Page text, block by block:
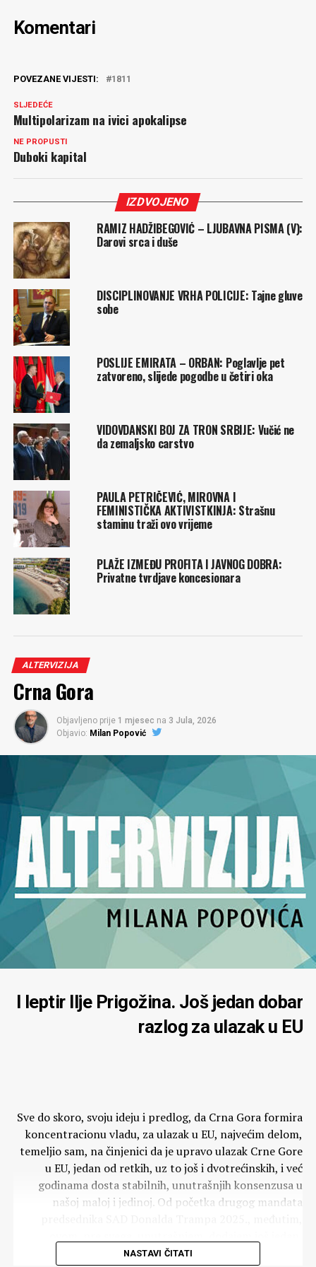
Komentari
POVEZANE VIJESTI: 1811
SLJEDEĆE
Multipolarizam na ivici apokalipse
NE PROPUSTI
Duboki kapital
IZDVOJENO
RAMIZ HADŽIBEGOVIĆ – LJUBAVNA PISMA (V):
Darovi srca i duše
DISCIPLINOVANJE VRHA POLICIJE: Tajne gluve
sobe
POSLIJE EMIRATA – ORBAN: Poglavlje pet
zatvoreno, slijede pogodbe u četiri oka
VIDOVDANSKI BOJ ZA TRON SRBIJE: Vučić ne
da zemaljsko carstvo
PAULA PETRIČEVIĆ, MIROVNA I
FEMINISTIČKA AKTIVISTKINJA: Strašnu
staminu traži ovo vrijeme
PLAŽE IZMEĐU PROFITA I JAVNOG DOBRA:
Privatne tvrdjave koncesionara
ALTERVIZIJA
Crna Gora
Objavljeno prije 1 mjesec na 3 Jula, 2026
Objavio: Milan Popović
I leptir Ilje Prigožina. Još jedan dobar
razlog za ulazak u EU
Sve do skoro, svoju ideju i predlog, da Crna Gora formira
koncentracionu vladu, za ulazak u EU, najvećim delom,
temeljio sam, na činjenici da je upravo ulazak Crne Gore
u EU, jedan od retkih, uz to još i dvotrećinskih, i već
godinama dosta stabilnih, unutrašnjih konsenzusa u
našoj maloj i jedinoj. Od početka drugog mandata
NASTAVI ČITATI